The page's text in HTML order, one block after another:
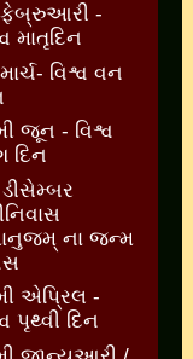
ફેબ્રુઆરી -
માતૃદિન
વિશ્વ વન
જૂન - વિશ્વ
દિન
ના જન્મ
એપ્રિલ -
પૃથ્વી દિન